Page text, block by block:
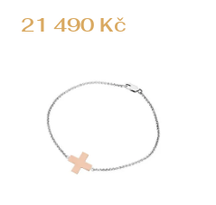
ů
21 490 Kč